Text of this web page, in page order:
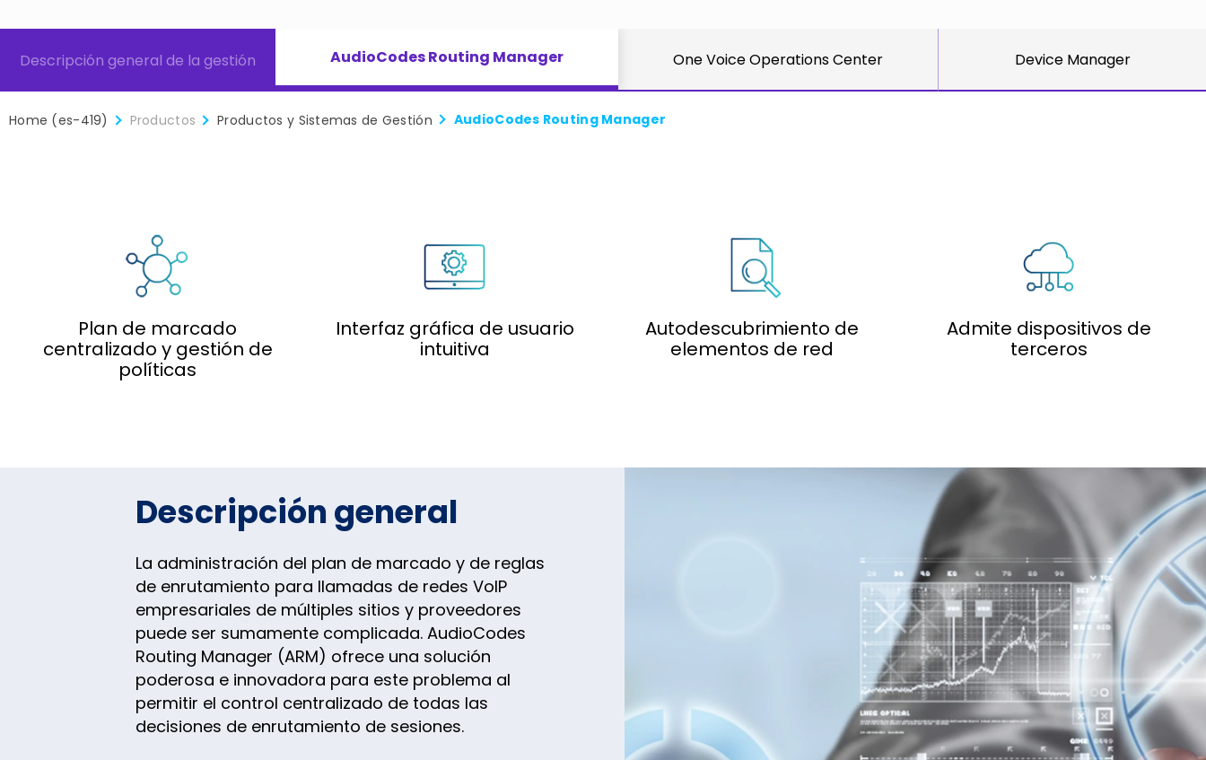
Read More
and
Descripción general de la gestión AudioCodes Routing Manager One Voice Operations Center Device Manager
Home (es-419) Productos Productos y Sistemas de Gestión AudioCodes Routing Manager
Plan de marcado
centralizado y gestión de
políticas
Interfaz gráfica de usuario
intuitiva
Autodescubrimiento de
elementos de red
Admite dispositivos de
terceros
Descripción general
La administración del plan de marcado y de reglas
de enrutamiento para llamadas de redes VoIP
empresariales de múltiples sitios y proveedores
puede ser sumamente complicada. AudioCodes
Routing Manager (ARM) ofrece una solución
poderosa e innovadora para este problema al
permitir el control centralizado de todas las
decisiones de enrutamiento de sesiones.